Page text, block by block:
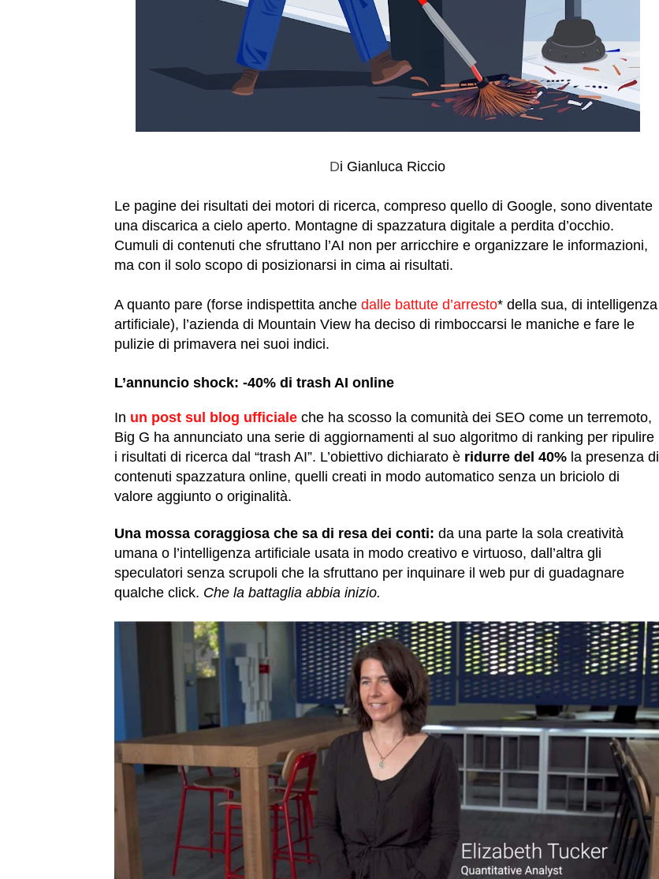
Di Gianluca Riccio
Le pagine dei risultati dei motori di ricerca, compreso quello di Google, sono diventate
una discarica a cielo aperto. Montagne di spazzatura digitale a perdita d’occhio.
Cumuli di contenuti che sfruttano l’AI non per arricchire e organizzare le informazioni,
ma con il solo scopo di posizionarsi in cima ai risultati.
A quanto pare (forse indispettita anche dalle battute d’arresto* della sua, di intelligenza
artificiale), l’azienda di Mountain View ha deciso di rimboccarsi le maniche e fare le
pulizie di primavera nei suoi indici.
L’annuncio shock: -40% di trash AI online
In un post sul blog ufficiale che ha scosso la comunità dei SEO come un terremoto,
Big G ha annunciato una serie di aggiornamenti al suo algoritmo di ranking per ripulire
i risultati di ricerca dal “trash AI”. L’obiettivo dichiarato è ridurre del 40% la presenza di
contenuti spazzatura online, quelli creati in modo automatico senza un briciolo di
valore aggiunto o originalità.
Una mossa coraggiosa che sa di resa dei conti: da una parte la sola creatività
umana o l’intelligenza artificiale usata in modo creativo e virtuoso, dall’altra gli
speculatori senza scrupoli che la sfruttano per inquinare il web pur di guadagnare
qualche click. Che la battaglia abbia inizio.